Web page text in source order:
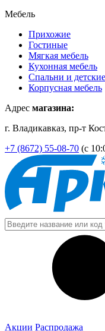
Мебель
Прихожие
Гостиные
Мягкая мебель
Кухонная мебель
Спальни и детские
Корпусная мебель
Адрес магазина:
г. Владикавказ, пр-т
+7 (8672) 55-08-70 (с
Акции Распродажа